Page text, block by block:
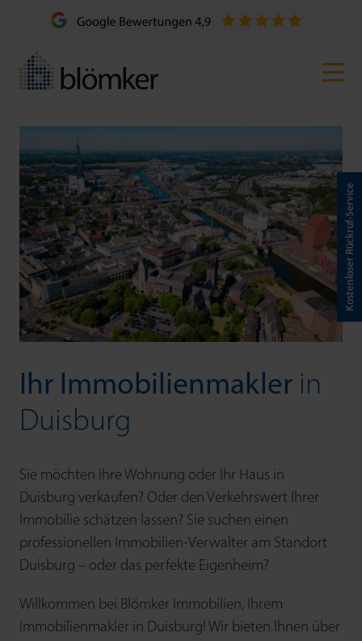
Ihr Immobilien­makler in
Duisburg
Sie möchten Ihre Wohnung oder Ihr Haus in
Duisburg verkaufen? Oder den Verkehrs­wert Ihrer
Immobilie schätzen lassen? Sie suchen einen
professio­nellen Immobilien-Verwalter am Standort
Duisburg – oder das perfekte Eigenheim?
Willkommen bei Blömker Immobilien, Ihrem
Immobilien­makler in Duisburg! Wir bieten Ihnen über
Kostenloser Rückruf-Service